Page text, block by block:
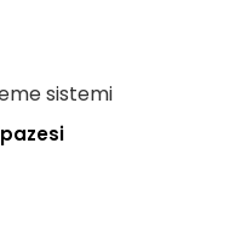
sistemi